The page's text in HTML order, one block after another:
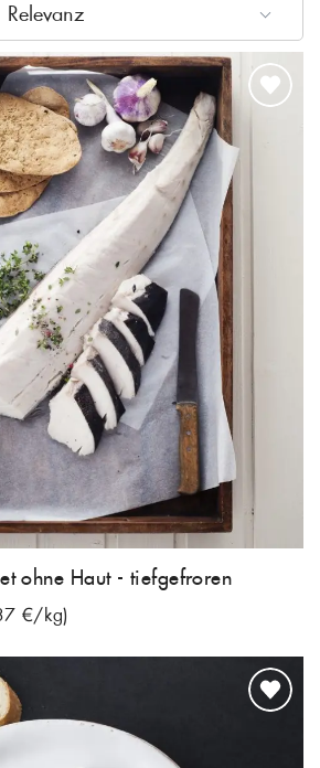
Relevanz
ohne Haut - tiefgefroren
€/kg)